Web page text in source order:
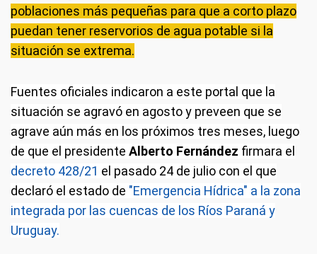
poblaciones más pequeñas para que a corto plazo
puedan tener reservorios de agua potable si la
situación se extrema.
Fuentes oficiales indicaron a este portal que la
situación se agravó en agosto y preveen que se
agrave aún más en los próximos tres meses, luego
de que el presidente Alberto Fernández firmara el
decreto 428/21 el pasado 24 de julio con el que
declaró el estado de "Emergencia Hídrica" a la zona
integrada por las cuencas de los Ríos Paraná y
Uruguay.